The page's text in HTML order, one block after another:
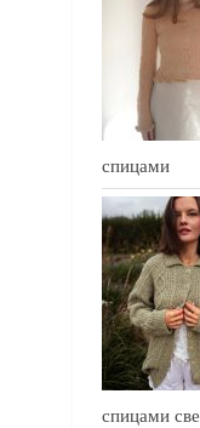
спицами
спицами